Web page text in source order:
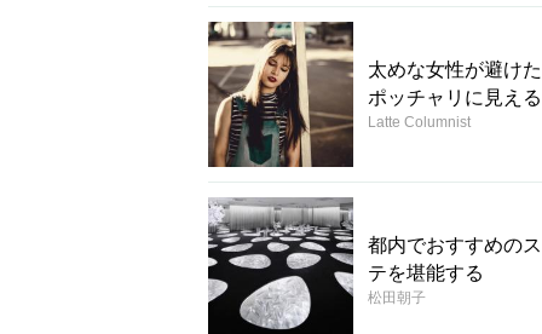
太めな女性が避け
ポッチャリに見え
Latte Columnist
都内でおすすめの
テを堪能する
松田朝子